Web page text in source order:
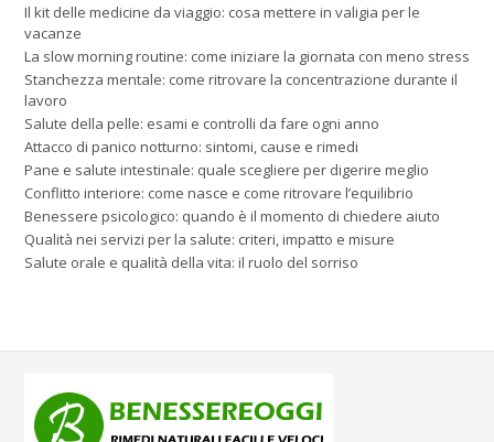
Il kit delle medicine da viaggio: cosa mettere in valigia per le
vacanze
La slow morning routine: come iniziare la giornata con meno stress
Stanchezza mentale: come ritrovare la concentrazione durante il
lavoro
Salute della pelle: esami e controlli da fare ogni anno
Attacco di panico notturno: sintomi, cause e rimedi
Pane e salute intestinale: quale scegliere per digerire meglio
Conflitto interiore: come nasce e come ritrovare l’equilibrio
Benessere psicologico: quando è il momento di chiedere aiuto
Qualità nei servizi per la salute: criteri, impatto e misure
Salute orale e qualità della vita: il ruolo del sorriso